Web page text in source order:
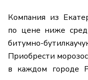
Компания из
по цене ниже
битумно-
Приобрести
в каждом городе